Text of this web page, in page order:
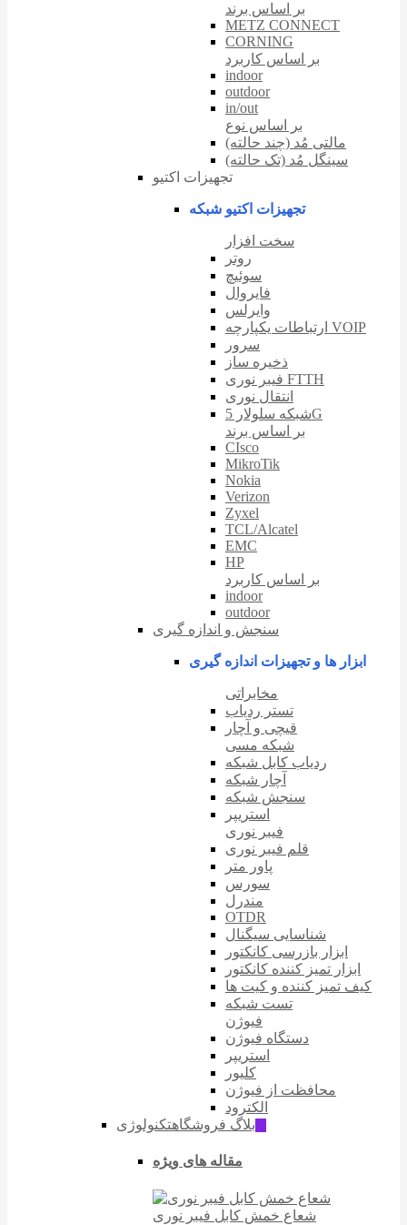
بر اساس برند
METZ CONNECT
CORNING
بر اساس کاربرد
indoor
outdoor
in/out
بر اساس نوع
مالتی مُد (چند حالته)
سینگل مُد (تک حالته)
تجهیزات اکتیو
تجهیزات اکتیو شبکه
سخت افزار
روتر
سوئیچ
فایروال
وایرلس
ارتباطات یکپارچه VOIP
سرور
ذخیره ساز
فیبر نوری FTTH
انتقال نوری
شبکه سلولار 5G
بر اساس برند
CIsco
MikroTik
Nokia
Verizon
Zyxel
TCL/Alcatel
EMC
HP
بر اساس کاربرد
indoor
outdoor
سنجش و اندازه گیری
ابزار ها و تجهیزات اندازه گیری
مخابراتی
تستر ردیاب
قیچی و آچار
شبکه مسی
ردیاب کابل شبکه
آچار شبکه
سنجش شبکه
استریپر
فیبر نوری
قلم فیبر نوری
پاور متر
سورس
مندرل
OTDR
شناسایی سیگنال
ابزار بازرسی کانکتور
ابزار تمیز کننده کانکتور
کیف تمیز کننده و کیت ها
تست شبکه
فیوژن
دستگاه فیوژن
استریپر
کلیور
محافظت از فیوژن
الکترود
بلاگ فروشگاهتکنولوژی
مقاله های ویژه
شعاع خمش کابل فیبر نوری